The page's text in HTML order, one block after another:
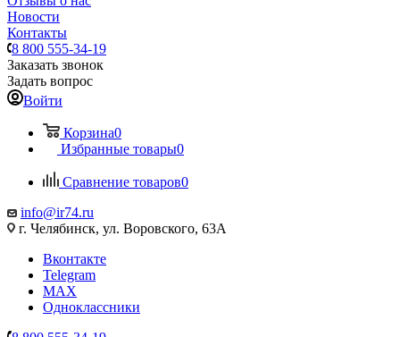
Новости
Контакты
8 800 555-34-19
Заказать звонок
Задать вопрос
Войти
Корзина0
Избранные товары0
Сравнение товаров0
info@ir74.ru
г. Челябинск, ул. Воровского, 63А
Вконтакте
Telegram
MAX
Одноклассники